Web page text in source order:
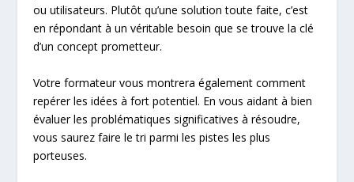
ou utilisateurs. Plutôt qu’une solution toute faite, c’est
en répondant à un véritable besoin que se trouve la clé
d’un concept prometteur.
Votre formateur vous montrera également comment
repérer les idées à fort potentiel. En vous aidant à bien
évaluer les problématiques significatives à résoudre,
vous saurez faire le tri parmi les pistes les plus
porteuses.